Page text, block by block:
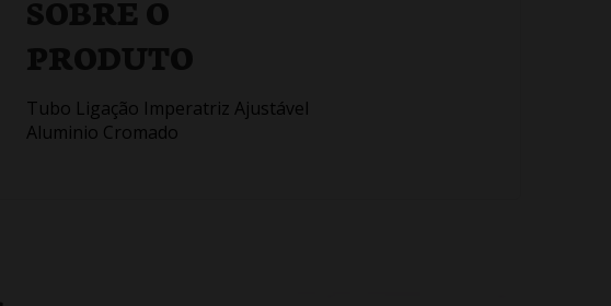
SOBRE O
PRODUTO
Tubo Ligação Imperatriz Ajustável
Aluminio Cromado